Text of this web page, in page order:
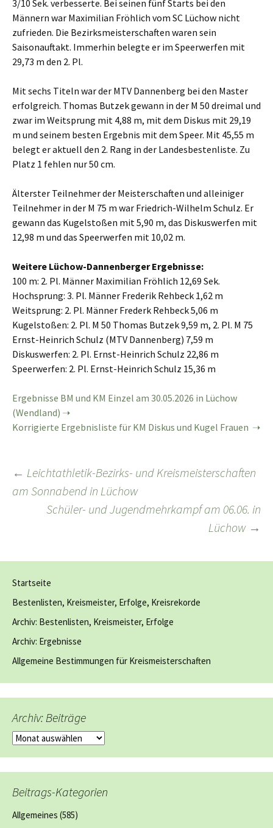
3/10 Sek. verbesserte. Bei seinen fünf Starts bei den
Männern war Maximilian Fröhlich vom SC Lüchow nicht
zufrieden. Die Bezirksmeisterschaften waren sein
Saisonauftakt. Immerhin belegte er im Speerwerfen mit
29,73 m den 2. Pl.
Mit sechs Titeln war der MTV Dannenberg bei den Master
erfolgreich. Thomas Butzek gewann in der M 50 dreimal und
zwar im Weitsprung mit 4,88 m, mit dem Diskus mit 29,19
m und seinem besten Ergebnis mit dem Speer. Mit 45,55 m
belegt er aktuell den 2. Rang in der Landesbestenliste. Zu
Platz 1 fehlen nur 50 cm.
Älterster Teilnehmer der Meisterschaften und alleiniger
Teilnehmer in der M 75 m war Friedrich-Wilhelm Schulz. Er
gewann das Kugelstoßen mit 5,90 m, das Diskuswerfen mit
12,98 m und das Speerwerfen mit 10,02 m.
Weitere Lüchow-Dannenberger Ergebnisse:
100 m: 2. Pl. Männer Maximilian Fröhlich 12,69 Sek.
Hochsprung: 3. Pl. Männer Frederik Rehbeck 1,62 m
Weitsprung: 2. Pl. Männer Frederk Rehbeck 5,06 m
Kugelstoßen: 2. Pl. M 50 Thomas Butzek 9,59 m, 2. Pl. M 75
Ernst-Heinrich Schulz (MTV Dannenberg) 7,59 m
Diskuswerfen: 2. Pl. Ernst-Heinrich Schulz 22,86 m
Speerwerfen: 2. Pl. Ernst-Heinrich Schulz 15,36 m
Ergebnisse BM und KM Einzel am 30.05.2026 in Lüchow
(Wendland)
Korrigierte Ergebnisliste für KM Diskus und Kugel Frauen
Beitragsnavigation
← Leichtathletik-Bezirks- und Kreismeisterschaften
am Sonnabend in Lüchow
Schüler- und Jugendmehrkampf am 06.06. in
Lüchow →
Startseite
Bestenlisten, Kreismeister, Erfolge, Kreisrekorde
Archiv: Bestenlisten, Kreismeister, Erfolge
Archiv: Ergebnisse
Allgemeine Bestimmungen für Kreismeisterschaften
Archiv: Beiträge
Archiv:
Beitrags-Kategorien
Allgemeines (585)